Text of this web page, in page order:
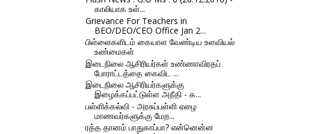
காலியாக உள்...
Grievance For Teachers in
BEO/DEO/CEO Office Jan 2...
பிள்ளைகளிடம் கையாள வேண்டிய உளவியல்
உண்மைகள்
இடைநிலை ஆசிரியர்கள் உண்ணாவிரதப்
போராட்டத்தை கைவிட ...
இடைநிலை ஆசிரியர்களுக்கு
இழைக்கப்பட்டுள்ள அநீதி - க...
பள்ளிக்கல்வி - அரசுப்பள்ளி ஏழை
மாணவர்களுக்கு மேற...
ரத்த தானம் பாதுகாப்பா? என்னென்ன